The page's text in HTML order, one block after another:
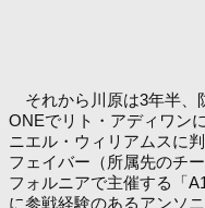
それから川原は3年半、
ONEでリト・アディワン
ニエル・ウィリアムスに
フェイバー（所属先のチ
フォルニアで主催する「
に参戦経験のあるアンソ